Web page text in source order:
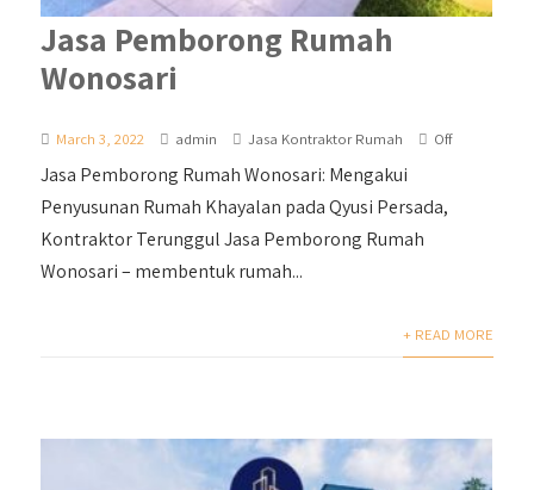
Jasa Pemborong Rumah
Wonosari
March 3, 2022 admin Jasa Kontraktor Rumah Off
Jasa Pemborong Rumah Wonosari: Mengakui
Penyusunan Rumah Khayalan pada Qyusi Persada,
Kontraktor Terunggul Jasa Pemborong Rumah
Wonosari – membentuk rumah...
+ READ MORE